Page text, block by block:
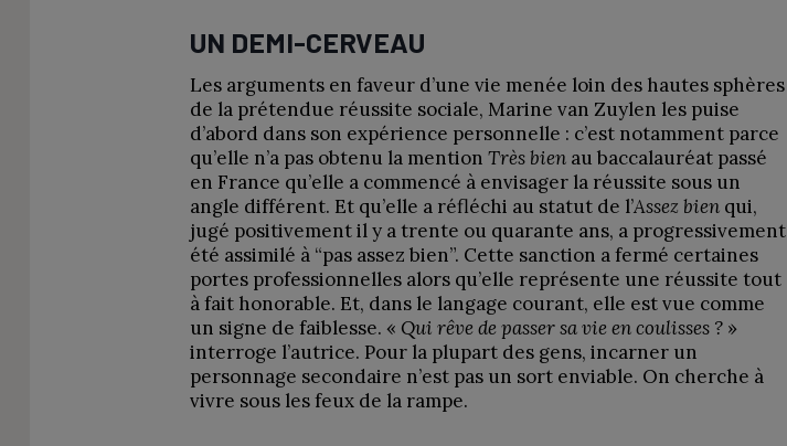
UN DEMI-CERVEAU
Les arguments en faveur d’une vie menée loin des hautes sphères
de la prétendue réussite sociale, Marine van Zuylen les puise
d’abord dans son expérience personnelle : c’est notamment parce
qu’elle n’a pas obtenu la mention Très bien au baccalauréat passé
en France qu’elle a commencé à envisager la réussite sous un
angle différent. Et qu’elle a réfléchi au statut de l’Assez bien qui,
jugé positivement il y a trente ou quarante ans, a progressivement
été assimilé à “pas assez bien”. Cette sanction a fermé certaines
portes professionnelles alors qu’elle représente une réussite tout
à fait honorable. Et, dans le langage courant, elle est vue comme
un signe de faiblesse. « Qui rêve de passer sa vie en coulisses ? »
interroge l’autrice. Pour la plupart des gens, incarner un
personnage secondaire n’est pas un sort enviable. On cherche à
vivre sous les feux de la rampe.